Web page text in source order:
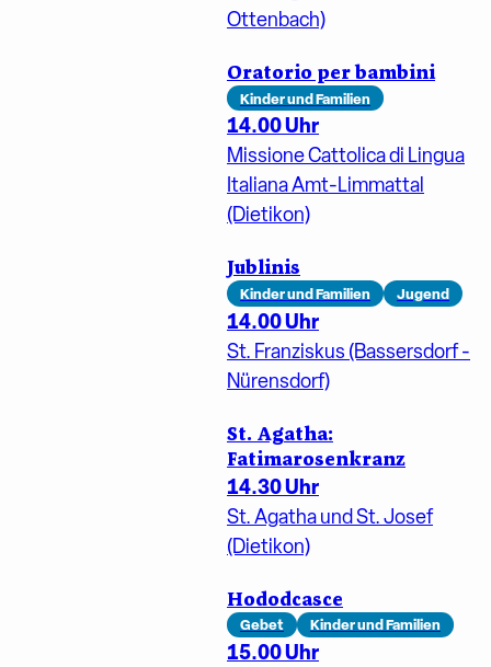
Ottenbach)
Oratorio per bambini
Kinder und Familien
14.00 Uhr
Missione Cattolica di Lingua
Italiana Amt-Limmattal
(Dietikon)
Jublinis
Kinder und Familien Jugend
14.00 Uhr
St. Franziskus (Bassersdorf -
Nürensdorf)
St. Agatha:
Fatimarosenkranz
14.30 Uhr
St. Agatha und St. Josef
(Dietikon)
Hododcasce
Gebet Kinder und Familien
15.00 Uhr